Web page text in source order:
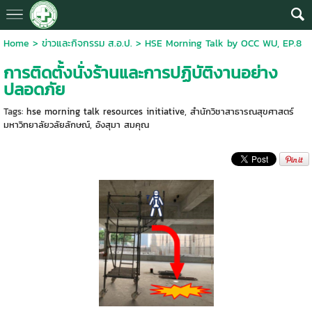
Home > ข่าวและกิจกรรม ส.อ.ป. > HSE Morning Talk by OCC WU, EP.8
การติดตั้งนั่งร้านและการปฏิบัติงานอย่าง
ปลอดภัย
Tags: hse morning talk resources initiative, สำนักวิชาสาธารณสุขศาสตร์
มหาวิทยาลัยวลัยลักษณ์, อังสุมา สมคุณ